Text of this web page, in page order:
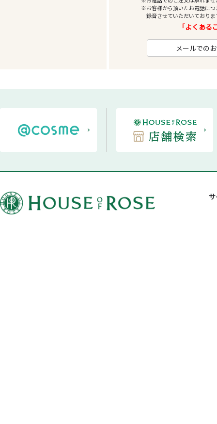
※お客様から頂いたお電話に
録音させていただいておりま
「よくあ
メールでの